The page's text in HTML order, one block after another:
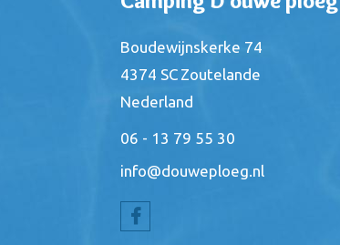
Boudewijnskerke 74
4374 SC Zoutelande
Nederland
06 - 13 79 55 30
info@douweploeg.nl